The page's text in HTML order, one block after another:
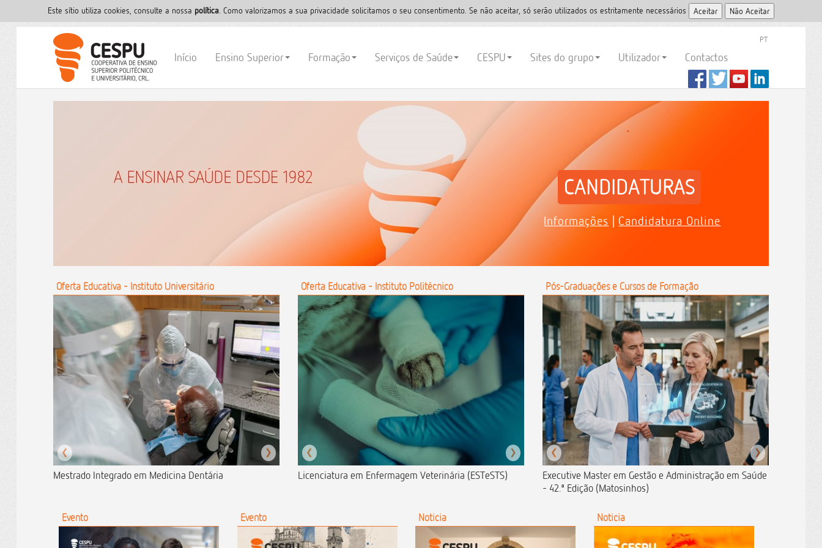
Este sítio utiliza cookies, consulte a nossa polí­tica . Como valorizamos a sua privacidade solicitamos o seu consentimento. Se não aceitar, só serão utilizados os estritamente necessários
PT
Início Ensino Superior Formação Serviços de Saúde CESPU Sites do grupo Utilizador Contactos
.
CANDIDATURAS
Informações | Candidatura Online
Oferta Educativa - Instituto Universitário
❮ ❯
Mestrado Integrado em Medicina Dentária
Oferta Educativa - Instituto Politécnico
❮ ❯
Licenciatura em Enfermagem Veterinária (ESTeSTS)
Pós-Graduações e Cursos de Formação
❮ ❯
Executive Master em Gestão e Administração em Saúde
- 42.ª Edição (Matosinhos)